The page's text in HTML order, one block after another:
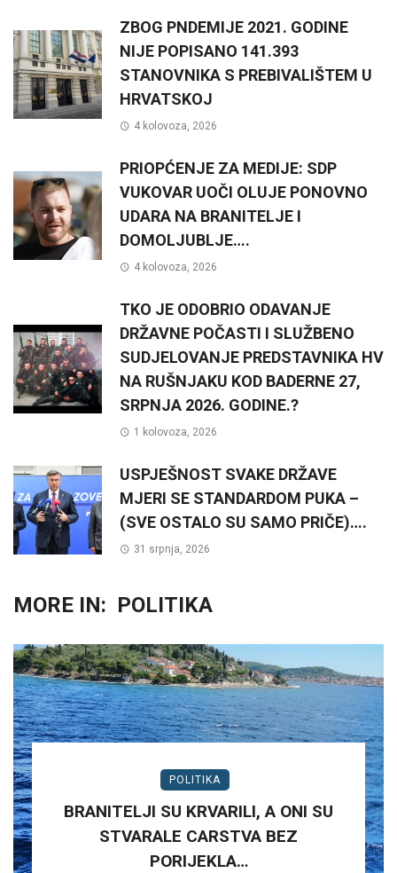
ZBOG PNDEMIJE 2021. GODINE
NIJE POPISANO 141.393
STANOVNIKA S PREBIVALIŠTEM U
HRVATSKOJ
4 kolovoza, 2026
PRIOPĆENJE ZA MEDIJE: SDP
VUKOVAR UOČI OLUJE PONOVNO
UDARA NA BRANITELJE I
DOMOLJUBLJE….
4 kolovoza, 2026
TKO JE ODOBRIO ODAVANJE
DRŽAVNE POČASTI I SLUŽBENO
SUDJELOVANJE PREDSTAVNIKA HV
NA RUŠNJAKU KOD BADERNE 27,
SRPNJA 2026. GODINE.?
1 kolovoza, 2026
USPJEŠNOST SVAKE DRŽAVE
MJERI SE STANDARDOM PUKA –
(SVE OSTALO SU SAMO PRIČE)….
31 srpnja, 2026
MORE IN: POLITIKA
POLITIKA
BRANITELJI SU KRVARILI, A ONI SU
STVARALE CARSTVA BEZ
PORIJEKLA…